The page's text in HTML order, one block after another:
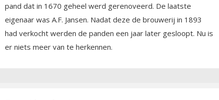
pand dat in 1670 geheel werd gerenoveerd. De laatste
eigenaar was A.F. Jansen. Nadat deze de brouwerij in 1893
had verkocht werden de panden een jaar later gesloopt. Nu is
er niets meer van te herkennen.